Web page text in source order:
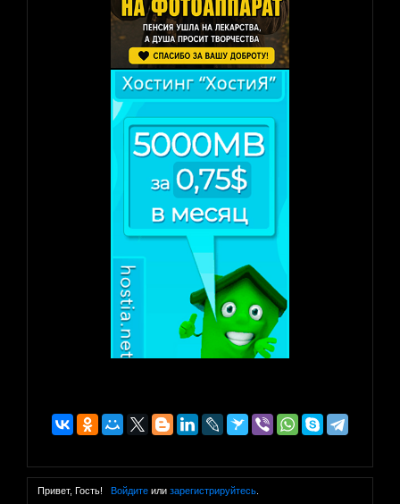
Привет, Гость! Войдитеили зарегистрируйтесь.